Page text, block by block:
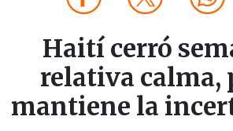
Haití cerró
relativa calma,
mantiene la